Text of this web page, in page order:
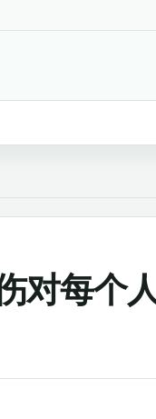
对每个